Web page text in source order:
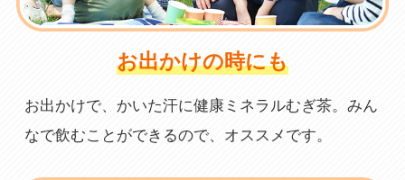
お出かけの時にも
お出かけで、かいた汗に健康ミネラルむぎ茶。みん
なで飲むことができるので、オススメです。